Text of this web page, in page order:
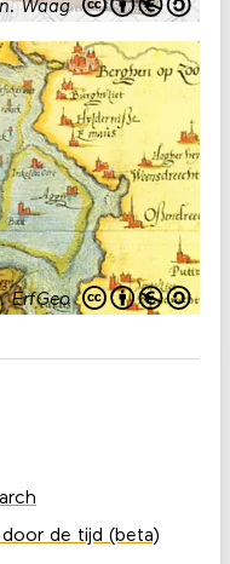
.Waag
.ErfGeo
de tijd (beta)